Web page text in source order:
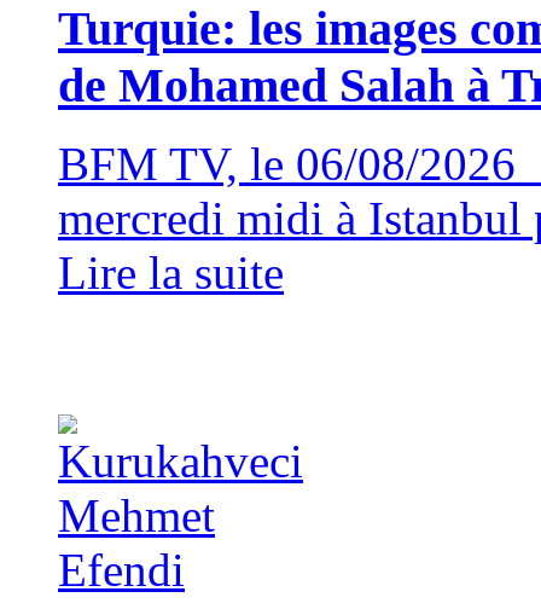
Turquie: les images
de Mohamed Salah à
BFM TV, le 06/08/
mercredi midi à Istanbul
Lire la suite